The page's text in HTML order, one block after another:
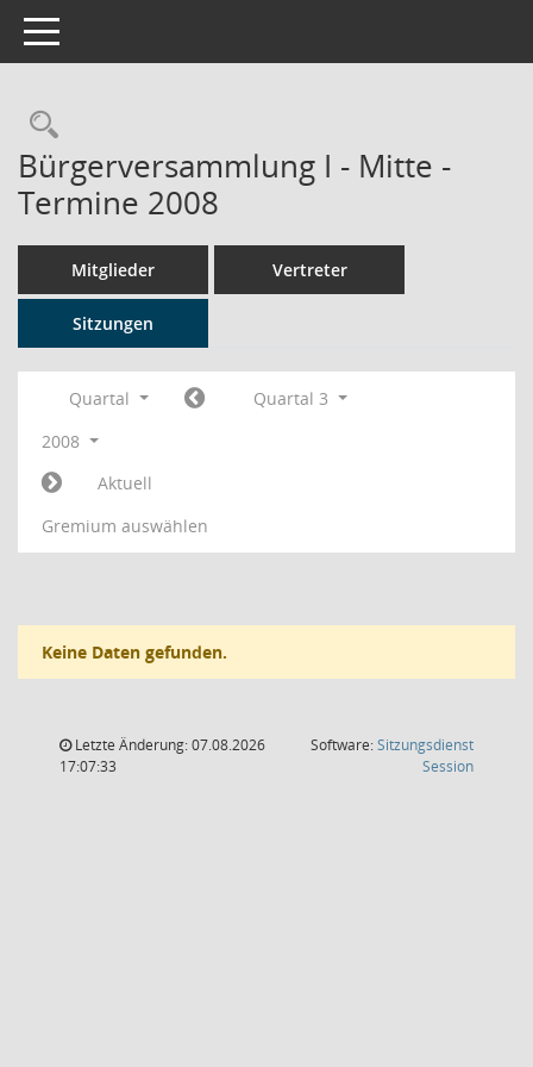
Toggle navigation
Rechercheauswahl
Bürgerversammlung I - Mitte -
Termine 2008
Mitglieder Vertreter
Sitzungen
Quartal
Quartal 3
2008
Aktuell
Gremium auswählen
Keine Daten gefunden.
Letzte Änderung: 07.08.2026
17:07:33
Software:Sitzungsdienst
Session(Wird in